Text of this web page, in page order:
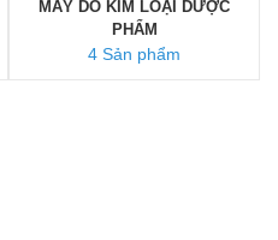
MÁY DÒ KIM LOẠI DƯỢC
PHẨM
4 Sản phẩm